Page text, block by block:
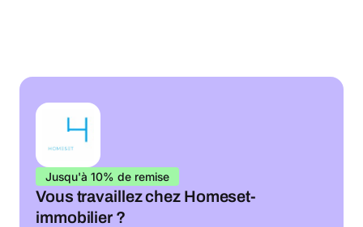
Jusqu'à 10% de remise
Vous travaillez chez Homeset-
immobilier ?